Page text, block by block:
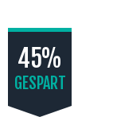
45%
GESPART